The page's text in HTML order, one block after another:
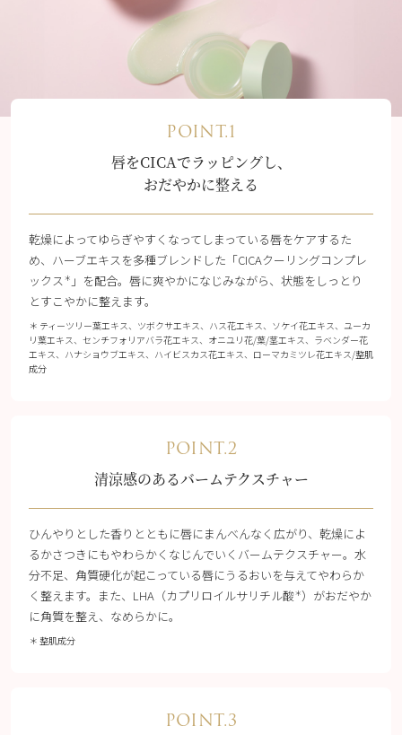
POINT.1
唇をCICAでラッピングし、
おだやかに整える
乾燥によってゆらぎやすくなってしまっている唇をケアするた
め、ハーブエキスを多種ブレンドした「CICAクーリングコンプレ
ックス＊ 」を配合。唇に爽やかになじみながら、状態をしっとり
とすこやかに整えます。
＊ ティーツリー葉エキス、ツボクサエキス、ハス花エキス、ソケイ花エキス、ユーカ
リ葉エキス、センチフォリアバラ花エキス、オニユリ花/葉/茎エキス、ラベンダー花
エキス、ハナショウブエキス、ハイビスカス花エキス、ローマカミツレ花エキス/整肌
成分
POINT.2
清涼感のあるバームテクスチャー
ひんやりとした香りとともに唇にまんべんなく広がり、乾燥によ
るかさつきにもやわらかくなじんでいくバームテクスチャー。水
分不足、角質硬化が起こっている唇にうるおいを与えてやわらか
く整えます。また、LHA（カプリロイルサリチル酸＊）がおだやか
に角質を整え、なめらかに。
＊ 整肌成分
POINT.3